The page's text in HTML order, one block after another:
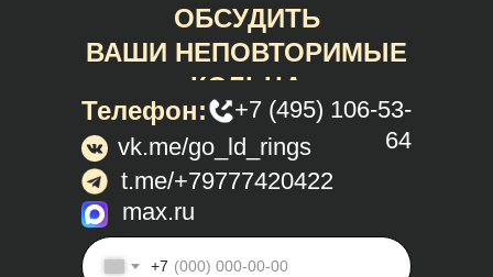
ОБСУДИТЬ
ВАШИ НЕПОВТОРИМЫЕ
КОЛЬЦА
Телефон:
+7 (495) 106-53-
64
vk.me/go_ld_rings
t.me/+79777420422
max.ru
+7